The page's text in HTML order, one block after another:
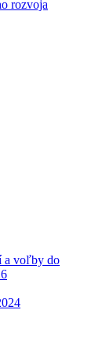
rozvoja
a voľby do